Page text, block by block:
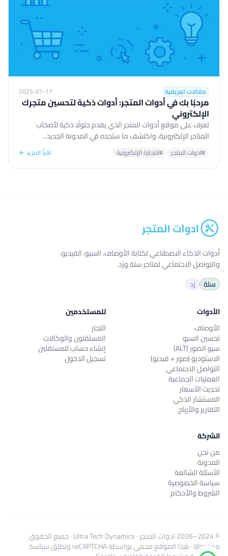
مقالات تعريفية 2025-07-17
مرحبًا بك في أدوات المتجر: أدوات ذكية لتحسين متجرك
الإلكتروني
تعرف على موقع أدوات المتجر الذي يقدم حلولًا ذكية لأصحاب
المتاجر الإلكترونية، واكتشف ما ستجده في المدونة الجديد...
#ادوات المتجر #التجارة الإلكترونية اقرأ المزيد ←
أدوات الذكاء الاصطناعي لكتابة الأوصاف، السيو، الفيديو،
والتواصل الاجتماعي لمتاجر سلة وزد.
سلة
زد
الأدوات
الأوصاف
تحسين السيو
سيو الصور (ALT)
الاستوديو (صور + فيديو)
التواصل الاجتماعي
العمليات الجماعية
تحديث الأسعار
المستشار الذكي
التقارير والأرباح
للمستخدمين
التجار
المستقلون والوكالات
إنشاء حساب للمستقلين
تسجيل الدخول
الشركة
من نحن
المدونة
الأسئلة الشائعة
سياسة الخصوصية
الشروط والأحكام
© 2024–2026 ادوات المتجر·
Ultra Tech Dynamics· جميع الحقوق
محفوظة · هذا الموقع محمي بواسطة reCAPTCHA وتطبّق سياسة